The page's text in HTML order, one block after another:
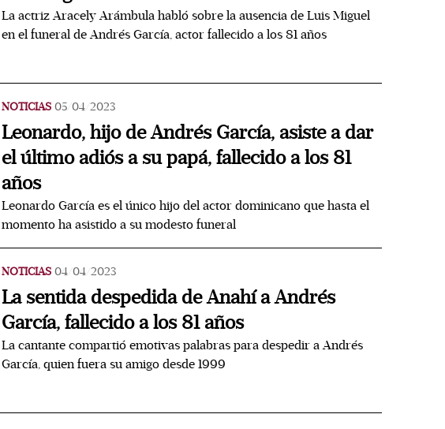
La actriz Aracely Arámbula habló sobre la ausencia de Luis Miguel
en el funeral de Andrés García, actor fallecido a los 81 años
NOTICIAS 05/04/2023
Leonardo, hijo de Andrés García, asiste a dar
el último adiós a su papá, fallecido a los 81
años
Leonardo García es el único hijo del actor dominicano que hasta el
momento ha asistido a su modesto funeral
NOTICIAS 04/04/2023
La sentida despedida de Anahí a Andrés
García, fallecido a los 81 años
La cantante compartió emotivas palabras para despedir a Andrés
García, quien fuera su amigo desde 1999